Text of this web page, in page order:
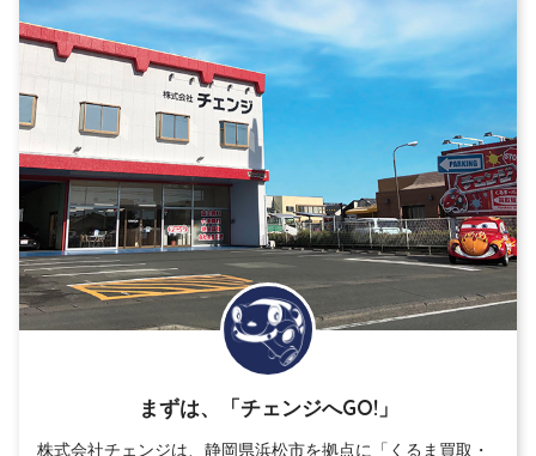
まずは、「チェンジへGO!」
株式会社チェンジは、静岡県浜松市を拠点に「くるま買取・